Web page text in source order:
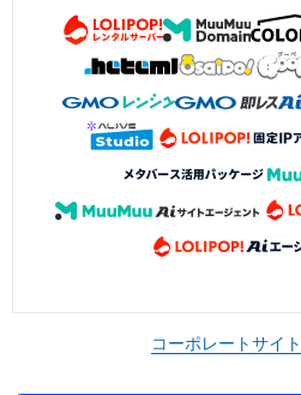
コーポレートサイト